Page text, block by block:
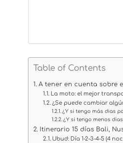
Table of Contents
A tener en cuenta sobre
La moto: el mejor
¿Se puede cambiar
¿Y si tengo más dias
¿Y si tengo menos
Itinerario 15 días Bali,
Ubud: Día 1-2-3-4-5 (4